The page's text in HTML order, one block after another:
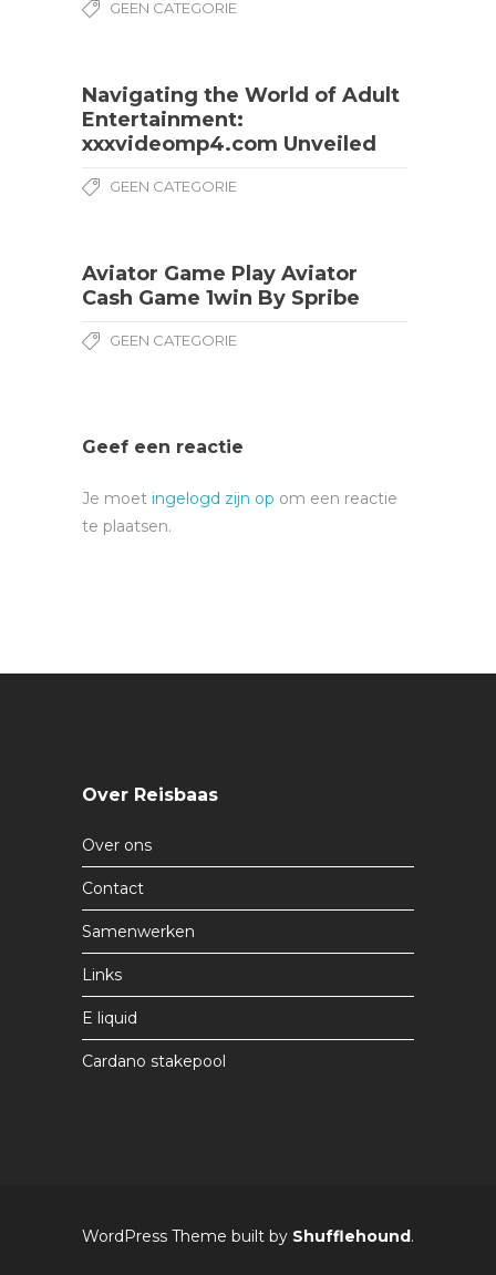
GEEN CATEGORIE
Navigating the World of Adult
Entertainment:
xxxvideomp4.com Unveiled
GEEN CATEGORIE
Aviator Game Play Aviator
Cash Game 1win By Spribe
GEEN CATEGORIE
Geef een reactie
Je moet ingelogd zijn op om een reactie
te plaatsen.
Over Reisbaas
Over ons
Contact
Samenwerken
Links
E liquid
Cardano stakepool
WordPress Theme built by Shufflehound.